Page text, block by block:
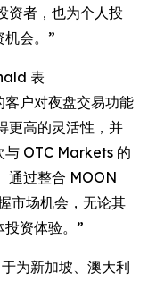
资者，也为个人投
机会。”
表
户对夜盘交易功能
更高的灵活性，并
与 OTC Markets 的
通过整合 MOON
市场机会，无论其
资体验。”
为新加坡、澳大利